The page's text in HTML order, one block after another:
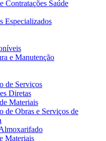
Contratações Saúde
Especializados
e Manutenção
de Serviços
Diretas
Materiais
de Obras e Serviços de
Materiais